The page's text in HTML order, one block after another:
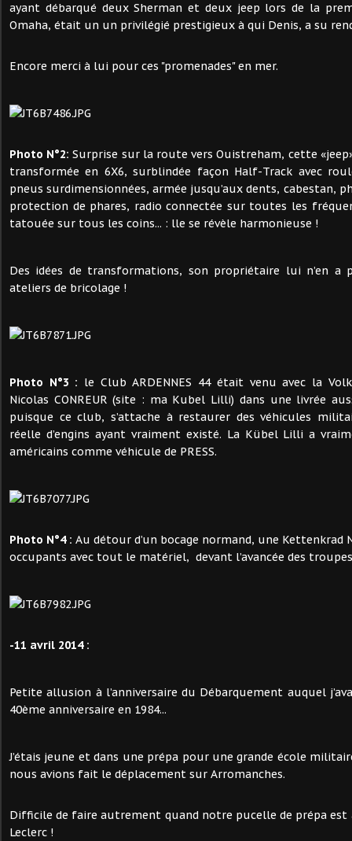
ayant débarqué deux Sherman et deux jeep lors de la
Omaha, était un un privilégié prestigieux à qui Denis, a su
Encore merci à lui pour ces "promenades" en mer.
Photo N°2: Surprise sur la route vers Ouistreham, cette
transformée en 6X6, surblindée façon Half-Track avec
pneus surdimensionnées, armée jusqu’aux dents, cabestan,
protection de phares, radio connectée sur toutes les
tatouée sur tous les coins... : lle se révèle harmonieuse !
Des idées de transformations, son propriétaire lui n’en a
ateliers de bricolage !
Photo N°3 : le Club ARDENNES 44 était venu avec la
Nicolas CONREUR (site : ma Kubel Lilli) dans une livrée
puisque ce club, s’attache à restaurer des véhicules
réelle d’engins ayant vraiment existé. La Kübel Lilli a
américains comme véhicule de PRESS.
Photo N°4 : Au détour d’un bocage normand, une Kettenkrad
occupants avec tout le matériel, devant l’avancée des
-11 avril 2014 :
Petite allusion à l’anniversaire du Débarquement auquel
40ème anniversaire en 1984...
J’étais jeune et dans une prépa pour une grande école
nous avions fait le déplacement sur Arromanches.
Difficile de faire autrement quand notre pucelle de prépa est
Leclerc !